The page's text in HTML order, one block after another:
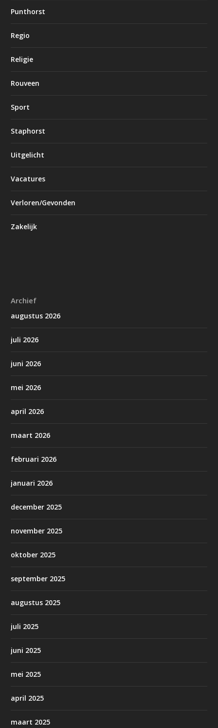
Punthorst
Regio
Religie
Rouveen
Sport
Staphorst
Uitgelicht
Vacatures
Verloren/Gevonden
Zakelijk
Archief
augustus 2026
juli 2026
juni 2026
mei 2026
april 2026
maart 2026
februari 2026
januari 2026
december 2025
november 2025
oktober 2025
september 2025
augustus 2025
juli 2025
juni 2025
mei 2025
april 2025
maart 2025